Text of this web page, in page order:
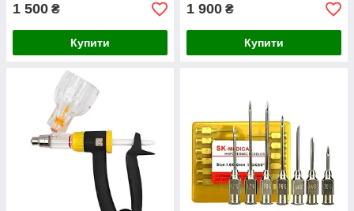
1 500 ₴
Купити
1 900 ₴
Купити